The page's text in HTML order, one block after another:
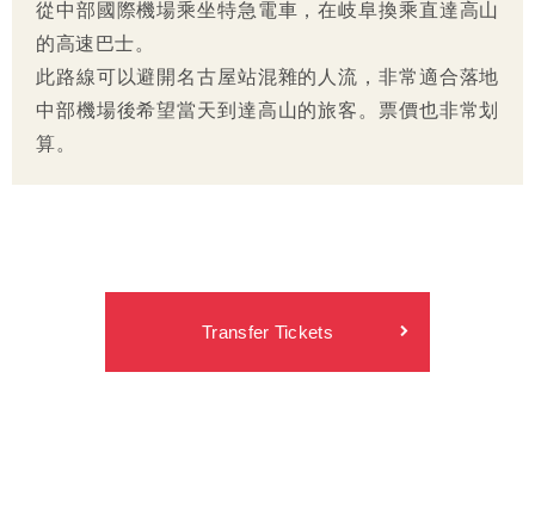
從中部國際機場乘坐特急電車，在岐阜換乘直達高山
的高速巴士。
此路線可以避開名古屋站混雜的人流，非常適合落地
中部機場後希望當天到達高山的旅客。票價也非常划
算。
Transfer Tickets